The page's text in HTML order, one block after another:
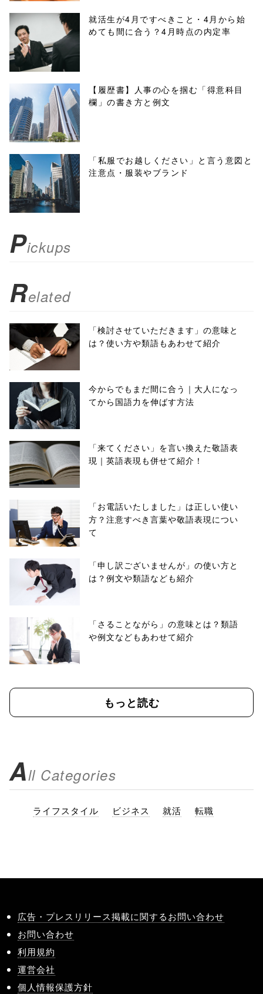
/1040425"
onclick="windo
w.open(this.hre
f, 'Gwindow',
'width=550,
height=450,
menubar=no,
toolbar=no,
scrollbars=yes'
false;"> シェア
就活生が4月ですべきこと・4月から始
めても間に合う？4月時点の内定率
【履歴書】人事の心を掴む「得意科目
欄」の書き方と例文
「私服でお越しください」と言う意図と
注意点・服装やブランド
Pickups
Related
「検討させていただきます」の意味と
は？使い方や類語もあわせて紹介
今からでもまだ間に合う｜大人になっ
てから国語力を伸ばす方法
「来てください」を言い換えた敬語表
現｜英語表現も併せて紹介！
「お電話いたしました」は正しい使い
方？注意すべき言葉や敬語表現につい
て
「申し訳ございませんが」の使い方と
は？例文や類語なども紹介
「さることながら」の意味とは？類語
や例文などもあわせて紹介
もっと読む
All Categories
ライフスタイル ビジネス 就活 転職
広告・プレスリリース掲載に関するお問い合わせ
お問い合わせ
利用規約
運営会社
個人情報保護方針